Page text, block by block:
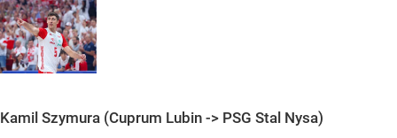
Kamil Szymura (Cuprum Lubin -> PSG Stal Nysa)